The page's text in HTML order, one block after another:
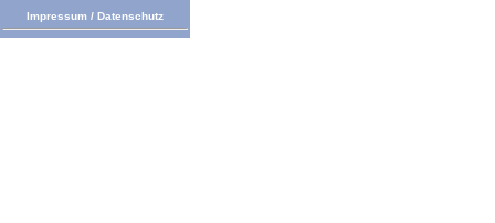
Impressum / Datenschutz